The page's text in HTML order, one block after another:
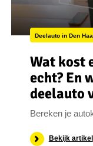
Deelauto in Den
Wat kost
echt? En
deelauto
Bereken je
Bekijk artikel